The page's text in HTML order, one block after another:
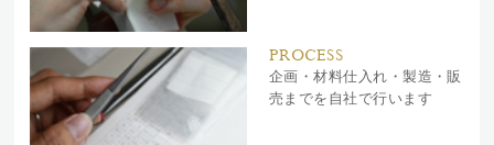
PROCESS
企画・材料仕入れ・製造・販
売までを自社で行います